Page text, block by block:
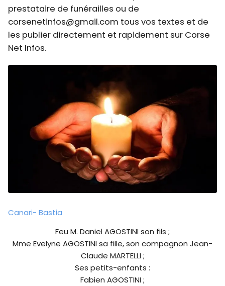
prestataire de funérailles ou de
corsenetinfos@gmail.com tous vos textes et de
les publier directement et rapidement sur Corse
Net Infos.
Canari- Bastia
Feu M. Daniel AGOSTINI son fils ;
Mme Evelyne AGOSTINI sa fille, son compagnon Jean-
Claude MARTELLI ;
Ses petits-enfants :
Fabien AGOSTINI ;